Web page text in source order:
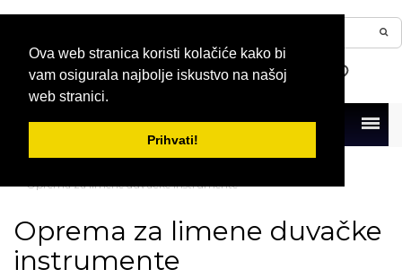
Ova web stranica koristi kolačiće kako bi
vam osigurala najbolje iskustvo na našoj
web stranici.
Prihvati!
Menu
Oprema za limene duvačke instrumente
Oprema za limene duvačke
instrumente